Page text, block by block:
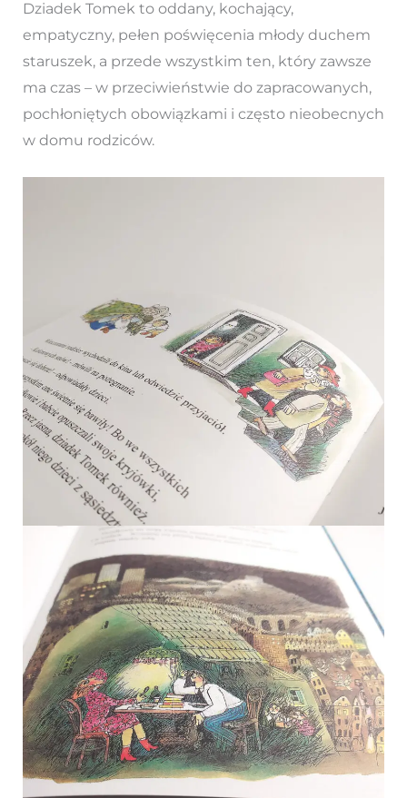
Dziadek Tomek to oddany, kochający,
empatyczny, pełen poświęcenia młody duchem
staruszek, a przede wszystkim ten, który zawsze
ma czas – w przeciwieństwie do zapracowanych,
pochłoniętych obowiązkami i często nieobecnych
w domu rodziców.